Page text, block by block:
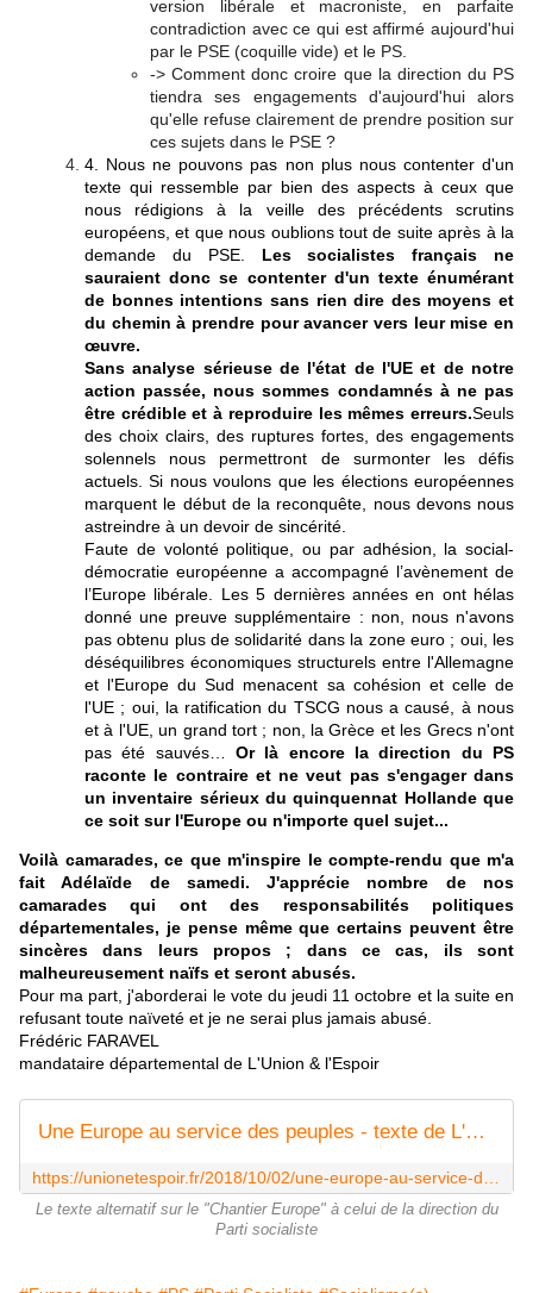
version libérale et macroniste, en parfaite
contradiction avec ce qui est affirmé aujourd'hui
par le PSE (coquille vide) et le PS.
-> Comment donc croire que la direction du PS
tiendra ses engagements d'aujourd'hui alors
qu'elle refuse clairement de prendre position sur
ces sujets dans le PSE ?
4. Nous ne pouvons pas non plus nous contenter d'un
texte qui ressemble par bien des aspects à ceux que
nous rédigions à la veille des précédents scrutins
européens, et que nous oublions tout de suite après à la
demande du PSE. Les socialistes français ne
sauraient donc se contenter d'un texte énumérant
de bonnes intentions sans rien dire des moyens et
du chemin à prendre pour avancer vers leur mise en
œuvre.
Sans analyse sérieuse de l'état de l'UE et de notre
action passée, nous sommes condamnés à ne pas
être crédible et à reproduire les mêmes erreurs.Seuls
des choix clairs, des ruptures fortes, des engagements
solennels nous permettront de surmonter les défis
actuels. Si nous voulons que les élections européennes
marquent le début de la reconquête, nous devons nous
astreindre à un devoir de sincérité.
Faute de volonté politique, ou par adhésion, la social-
démocratie européenne a accompagné l’avènement de
l’Europe libérale. Les 5 dernières années en ont hélas
donné une preuve supplémentaire : non, nous n'avons
pas obtenu plus de solidarité dans la zone euro ; oui, les
déséquilibres économiques structurels entre l'Allemagne
et l'Europe du Sud menacent sa cohésion et celle de
l'UE ; oui, la ratification du TSCG nous a causé, à nous
et à l'UE, un grand tort ; non, la Grèce et les Grecs n'ont
pas été sauvés…Or là encore la direction du PS
raconte le contraire et ne veut pas s'engager dans
un inventaire sérieux du quinquennat Hollande que
ce soit sur l'Europe ou n'importe quel sujet...
Voilà camarades, ce que m'inspire le compte-rendu que m'a
fait Adélaïde de samedi. J'apprécie nombre de nos
camarades qui ont des responsabilités politiques
départementales, je pense même que certains peuvent être
sincères dans leurs propos ; dans ce cas, ils sont
malheureusement naïfs et seront abusés.
Pour ma part, j'aborderai le vote du jeudi 11 octobre et la suite en
refusant toute naïveté et je ne serai plus jamais abusé.
Frédéric FARAVEL
mandataire départemental de L'Union & l'Espoir
Une Europe au service des peuples - texte de L'Union & l'Espoir soumis aux militants socialistes
Le texte alternatif sur le "Chantier Europe" à celui de la direction du
Parti socialiste